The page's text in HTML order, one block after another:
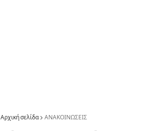
Αρχική σελίδα ΑΝΑΚΟΙΝΩΣΕΙΣ